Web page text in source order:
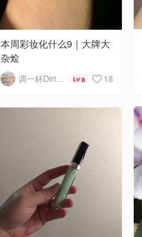
本周彩妆化什么9｜大牌大
杂烩
调一杯DirtyMartini 8 18